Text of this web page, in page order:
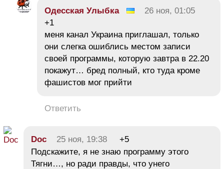
Одесская Улыбка
26 ноя, 01:05
+1
меня канал Украина приглашал, только
они слегка ошиблись местом записи
своей программы, которую завтра в 22.20
покажут… бред полный, кто туда кроме
фашистов мог прийти
Ответить
Doc 25 ноя, 19:38
+5
Подскажите, я не знаю программу этого
Тягни…, но ради правды, что унего